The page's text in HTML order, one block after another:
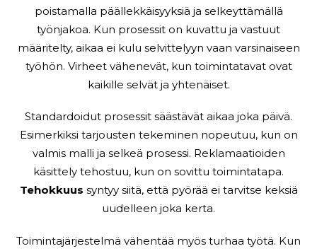
poistamalla päällekkäisyyksiä ja selkeyttämällä
työnjakoa. Kun prosessit on kuvattu ja vastuut
määritelty, aikaa ei kulu selvittelyyn vaan varsinaiseen
työhön. Virheet vähenevät, kun toimintatavat ovat
kaikille selvät ja yhtenäiset.
Standardoidut prosessit säästävät aikaa joka päivä.
Esimerkiksi tarjousten tekeminen nopeutuu, kun on
valmis malli ja selkeä prosessi. Reklamaatioiden
käsittely tehostuu, kun on sovittu toimintatapa.
Tehokkuus syntyy siitä, että pyörää ei tarvitse keksiä
uudelleen joka kerta.
Toimintajärjestelmä vähentää myös turhaa työtä. Kun